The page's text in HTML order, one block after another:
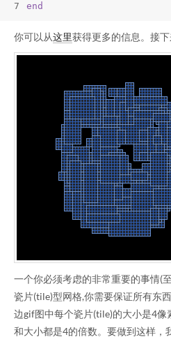
7
end
你可以从这里获得更多的信息。接
一个你必须考虑的非常重要的事情(
瓷片(tile)型网格,你需要保证所有东
边gif图中每个瓷片(tile)的大小是4像
和大小都是4的倍数。要做到这样，